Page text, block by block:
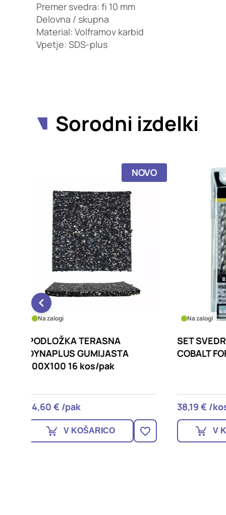
Premer svedra: fi 10 mm
Delovna / skupna
Material: Volframov karbid
Vpetje: SDS-plus
Sorodni izdelki
Na zalogi
SET SVEDROV ALPEN HSS
COBALT FORTE TM 6, 6-DELNI
38,19 € /kos
V KOŠARICO
Na
SET